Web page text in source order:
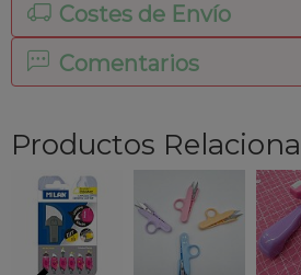
Costes de Envío
Comentarios
Productos